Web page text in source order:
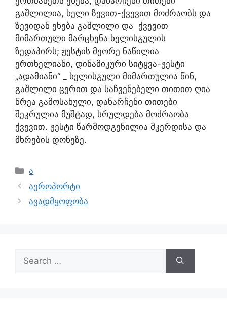
გაშლილია, ხელი ზევით-ქვევით მოძრაობს და
ზევიდან ეხება გაშლილი და ქვევით
მიმართული მარცხენა ხელისგულის
ზედაპირს; ჟესტის მეორე ნაწილია
ერთხელიანი, დინამიკური სიტყვა-ჟესტი
„ადამიანი“ _ ხელისგული მიმართულია წინ,
გაშლილი ცერით და საჩვენებელი თითით ღია
წრეა გამოსახული, დანარჩენი თითები
შეკრულია მუშტად, სრულდება მოძრაობა
ქვევით. ჟესტი წარმოდგენილია მკერდისა და
მხრების დონეზე.
ა
აეროპორტი
ავადმყოფობა